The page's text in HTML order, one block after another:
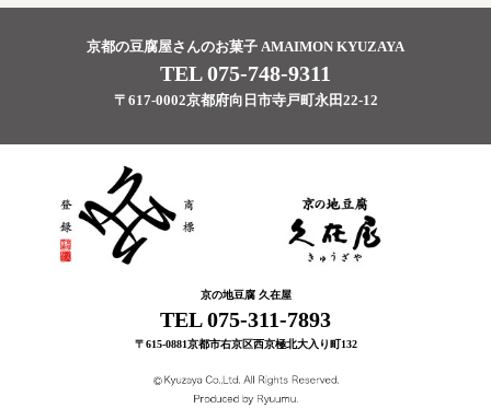
京都の豆腐屋さんのお菓子 AMAIMON KYUZAYA
TEL 075-748-9311
〒617-0002京都府向日市寺戸町永田22-12
京の地豆腐 久在屋
TEL 075-311-7893
〒615-0881京都市右京区西京極北大入り町132